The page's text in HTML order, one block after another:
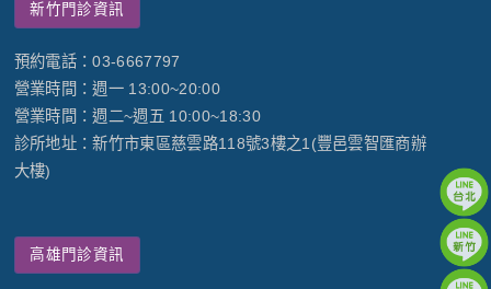
新竹門診資訊
預約電話：03-6667797
營業時間：週一 13:00~20:00
營業時間：週二~週五 10:00~18:30
診所地址：新竹市東區慈雲路118號3樓之1(豐邑雲智匯商辦
大樓)
高雄門診資訊